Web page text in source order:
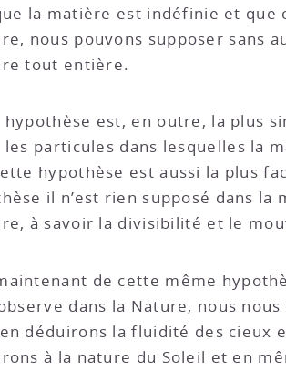
la matière est indéfinie et que
nous pouvons supposer sans
tout entière.
hypothèse est, en outre, la plus
particules dans lesquelles la
hypothèse est aussi la plus
il n’est rien supposé dans
à savoir la divisibilité et le
de cette même
dans la Nature, nous
déduirons la fluidité des cieux
à la nature du Soleil et en